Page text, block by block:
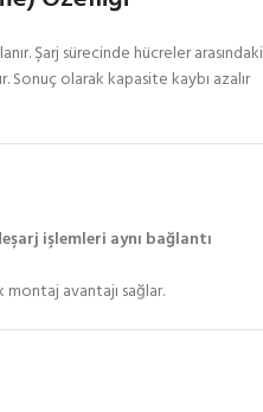
Şarj sürecinde hücreler arasındaki
Sonuç olarak kapasite kaybı azalır
işlemleri aynı bağlantı
avantajı sağlar.